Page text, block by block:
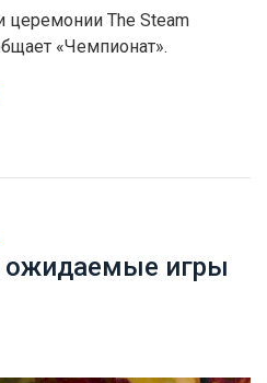
церемонии The Steam
«Чемпионат».
игры